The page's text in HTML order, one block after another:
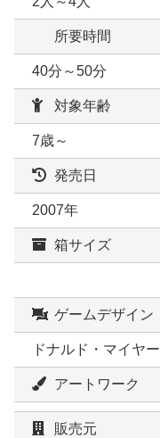
所要時間
40分～50分
対象年齢
7歳～
発売日
2007年
箱サイズ
ゲームデザイン
ドナルド・マイヤー
アートワーク
販売元